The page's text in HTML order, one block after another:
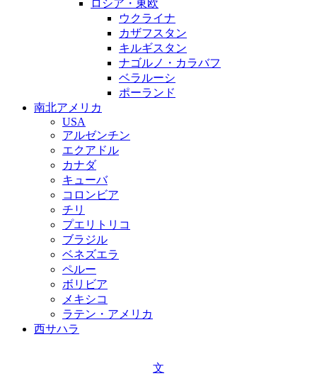
ロシア・東欧
ウクライナ
カザフスタン
キルギスタン
ナゴルノ・カラバフ
ベラルーシ
ポーランド
南北アメリカ
USA
アルゼンチン
エクアドル
カナダ
キューバ
コロンビア
チリ
プエリトリコ
ブラジル
ベネズエラ
ペルー
ボリビア
メキシコ
ラテン・アメリカ
西サハラ
文